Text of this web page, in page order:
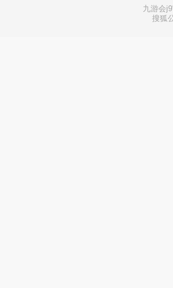
九游会
搜狐